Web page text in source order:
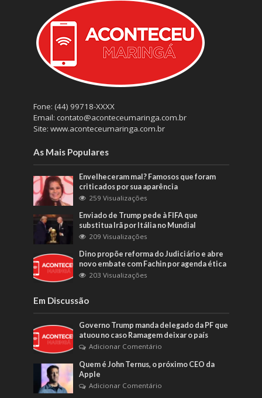
Fone: (44) 99718-XXXX
Email: contato@aconteceumaringa.com.br
Site: www.aconteceumaringa.com.br
As Mais Populares
Envelheceram mal? Famosos que foram
criticados por sua aparência
259 Visualizações
Enviado de Trump pede à FIFA que
substitua Irã por Itália no Mundial
209 Visualizações
Dino propõe reforma do Judiciário e abre
novo embate com Fachin por agenda ética
203 Visualizações
Em Discussão
Governo Trump manda delegado da PF que
atuou no caso Ramagem deixar o país
Adicionar Comentário
Quem é John Ternus, o próximo CEO da
Apple
Adicionar Comentário